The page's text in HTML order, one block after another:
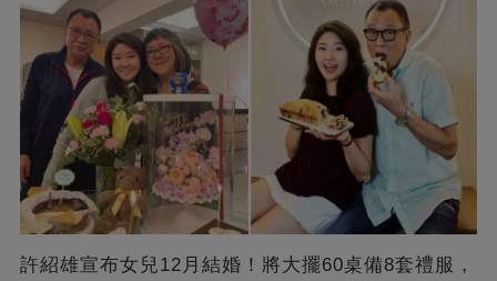
許紹雄宣布女兒12月結婚！將大擺60桌備8套禮服，